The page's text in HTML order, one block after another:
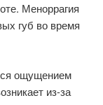
Меноррагия
губ во время
ощущением
из-за